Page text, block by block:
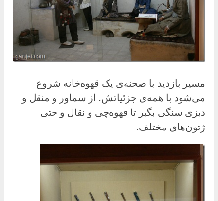
مسیر بازدید با صحنه‌ی یک قهوه‌خانه شروع
می‌شود با همه‌ی جزئیاتش. از سماور و منقل و
دیزی سنگی بگیر تا قهوه‌چی و نقال و حتی
ژتون‌های مختلف.